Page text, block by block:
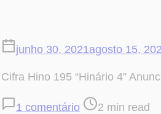
junho 30, 2021agosto 15,
Cifra Hino 195 “Hinário 4”
1 comentárioem
Post2 min read